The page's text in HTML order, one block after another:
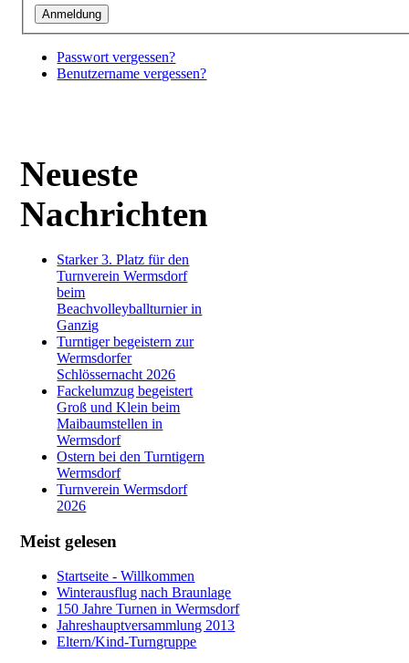
Passwort vergessen?
Benutzername vergessen?
Neueste
Nachrichten
Starker 3. Platz für den
Turnverein Wermsdorf
beim
Beachvolleyballturnier in
Ganzig
Turntiger begeistern zur
Wermsdorfer
Schlössernacht 2026
Fackelumzug begeistert
Groß und Klein beim
Maibaumstellen in
Wermsdorf
Ostern bei den Turntigern
Wermsdorf
Turnverein Wermsdorf
2026
Meist gelesen
Startseite - Willkommen
Winterausflug nach Braunlage
150 Jahre Turnen in Wermsdorf
Jahreshauptversammlung 2013
Eltern/Kind-Turngruppe